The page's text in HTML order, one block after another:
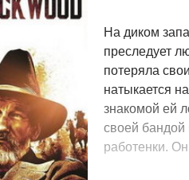
На диком
преследует
потеряла
натыкается
знакомой ей
своей бандой
работенки.